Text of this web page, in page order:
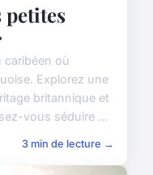
petites
caribéen où
Explorez une
britannique et
vous séduire ...
3 min de lecture →